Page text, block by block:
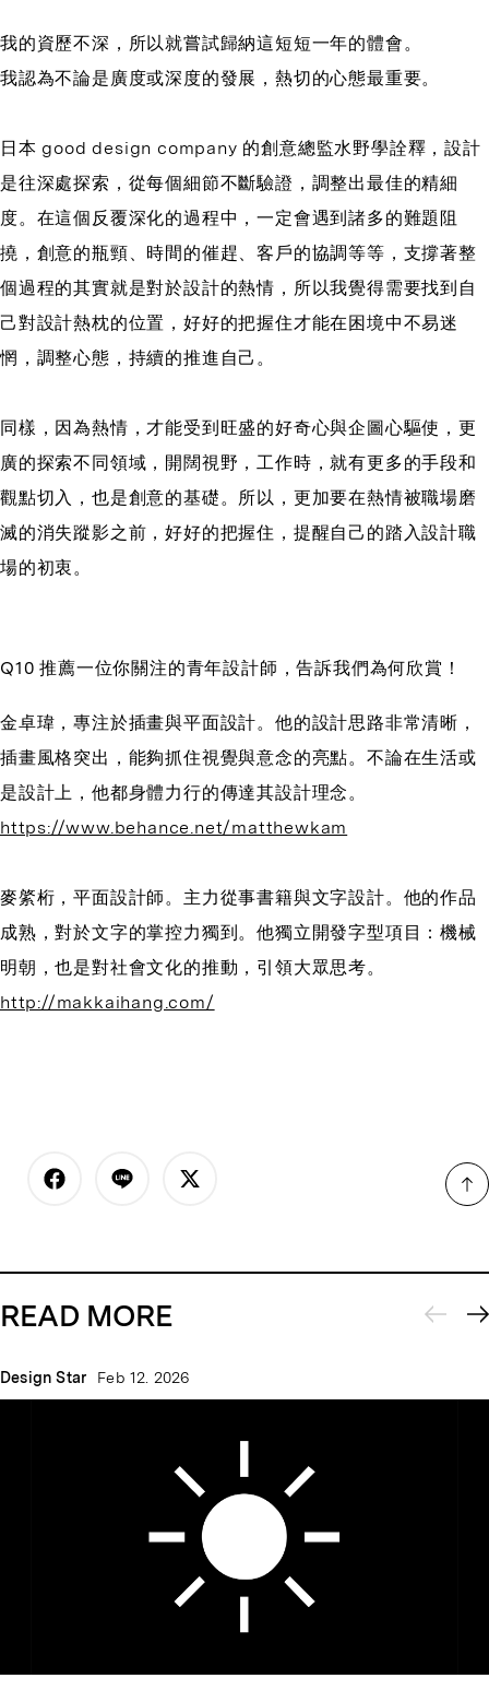
我的資歷不深，所以就嘗試歸納這短短一年的體會。
我認為不論是廣度或深度的發展，熱切的心態最重要。
日本 good design company 的創意總監水野學詮釋，設計
是往深處探索，從每個細節不斷驗證，調整出最佳的精細
度。在這個反覆深化的過程中，一定會遇到諸多的難題阻
撓，創意的瓶頸、時間的催趕、客戶的協調等等，支撐著整
個過程的其實就是對於設計的熱情，所以我覺得需要找到自
己對設計熱枕的位置，好好的把握住才能在困境中不易迷
惘，調整心態，持續的推進自己。
同樣，因為熱情，才能受到旺盛的好奇心與企圖心驅使，更
廣的探索不同領域，開闊視野，工作時，就有更多的手段和
觀點切入，也是創意的基礎。所以，更加要在熱情被職場磨
滅的消失蹤影之前，好好的把握住，提醒自己的踏入設計職
場的初衷。
Q10 推薦一位你關注的青年設計師，告訴我們為何欣賞！
金卓瑋，專注於插畫與平面設計。他的設計思路非常清晰，
插畫風格突出，能夠抓住視覺與意念的亮點。不論在生活或
是設計上，他都身體力行的傳達其設計理念。
https://www.behance.net/matthewkam
麥綮桁，平面設計師。主力從事書籍與文字設計。他的作品
成熟，對於文字的掌控力獨到。他獨立開發字型項目：機械
明朝，也是對社會文化的推動，引領大眾思考。
http://makkaihang.com/
READ MORE
Design Star Feb 12. 2026